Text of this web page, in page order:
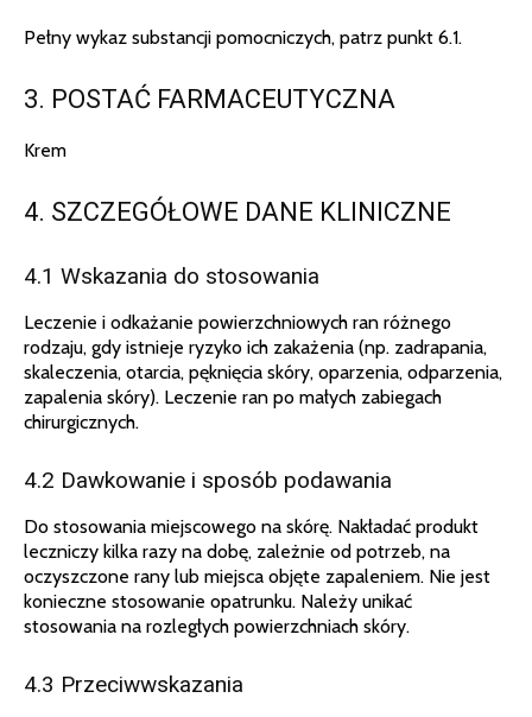
Pełny wykaz substancji pomocniczych, patrz punkt 6.1.
3. POSTAĆ FARMACEUTYCZNA
Krem
4. SZCZEGÓŁOWE DANE KLINICZNE
4.1 Wskazania do stosowania
Leczenie i odkażanie powierzchniowych ran różnego
rodzaju, gdy istnieje ryzyko ich zakażenia (np. zadrapania,
skaleczenia, otarcia, pęknięcia skóry, oparzenia, odparzenia,
zapalenia skóry). Leczenie ran po małych zabiegach
chirurgicznych.
4.2 Dawkowanie i sposób podawania
Do stosowania miejscowego na skórę. Nakładać produkt
leczniczy kilka razy na dobę, zależnie od potrzeb, na
oczyszczone rany lub miejsca objęte zapaleniem. Nie jest
konieczne stosowanie opatrunku. Należy unikać
stosowania na rozległych powierzchniach skóry.
4.3 Przeciwwskazania